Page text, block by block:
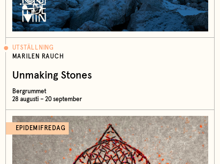
UTSTÄLLNING
MARILEN RAUCH
Unmaking Stones
Bergrummet
28 augusti – 20 september
EPIDEMIFREDAG